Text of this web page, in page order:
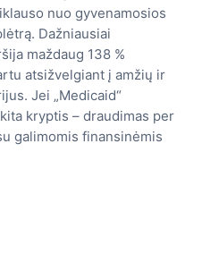
nuo gyvenamosios
Dažniausiai
maždaug 138 %
atsižvelgiant į amžių ir
Jei „Medicaid“
kryptis – draudimas per
galimomis finansinėmis